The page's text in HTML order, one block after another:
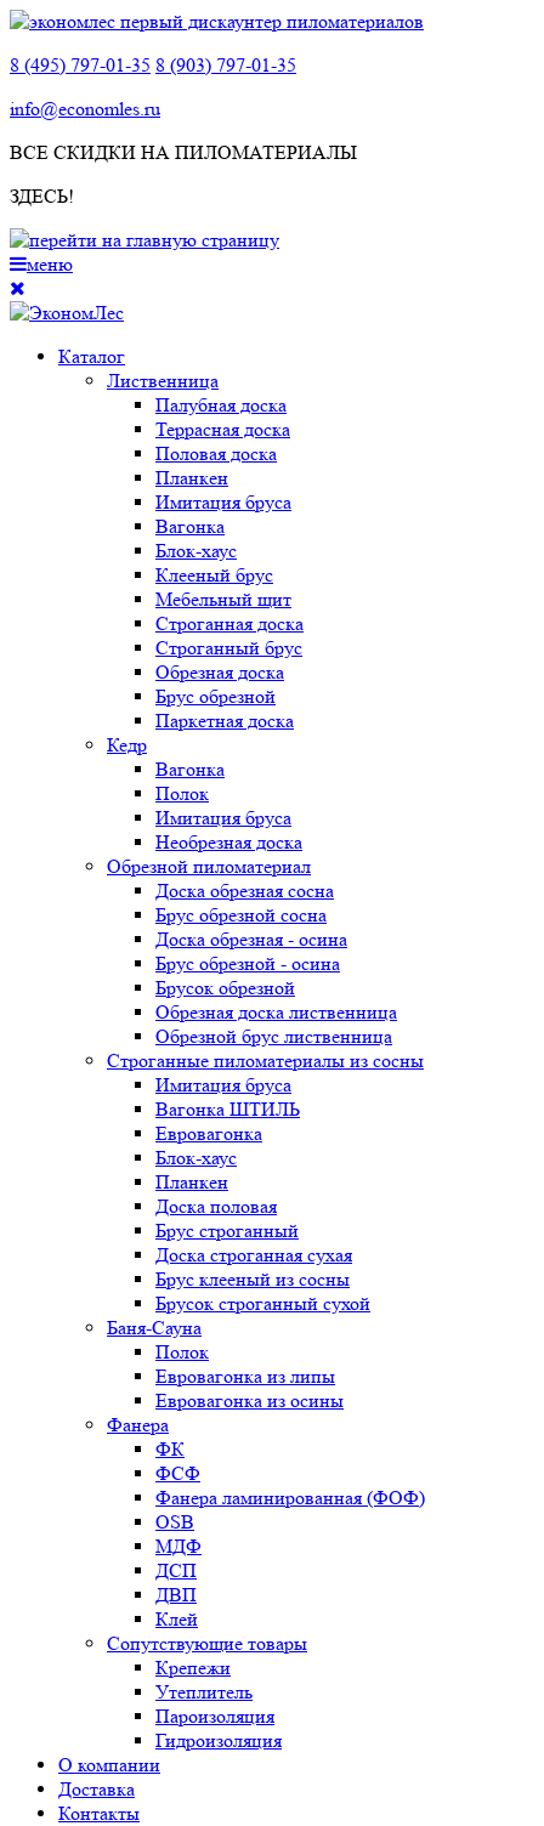
8 (495) 797-01-35 8 (903) 797-01-35
info@economles.ru
ВСЕ СКИДКИ НА ПИЛОМАТЕРИАЛЫ
ЗДЕСЬ!
меню
Каталог
Лиственница
Палубная доска
Террасная доска
Половая доска
Планкен
Имитация бруса
Вагонка
Блок-хаус
Клееный брус
Мебельный щит
Строганная доска
Строганный брус
Обрезная доска
Брус обрезной
Паркетная доска
Кедр
Вагонка
Полок
Имитация бруса
Необрезная доска
Обрезной пиломатериал
Доска обрезная сосна
Брус обрезной сосна
Доска обрезная - осина
Брус обрезной - осина
Брусок обрезной
Обрезная доска лиственница
Обрезной брус лиственница
Строганные пиломатериалы из сосны
Имитация бруса
Вагонка ШТИЛЬ
Евровагонка
Блок-хаус
Планкен
Доска половая
Брус строганный
Доска строганная сухая
Брус клееный из сосны
Брусок строганный сухой
Баня-Сауна
Полок
Евровагонка из липы
Евровагонка из осины
Фанера
ФК
ФСФ
Фанера ламинированная (ФОФ)
OSB
МДФ
ДСП
ДВП
Клей
Сопутствующие товары
Крепежи
Утеплитель
Пароизоляция
Гидроизоляция
О компании
Доставка
Контакты